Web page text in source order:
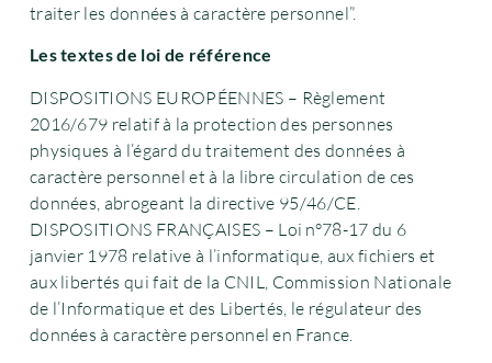
traiter les données à caractère personnel”.
Les textes de loi de référence
DISPOSITIONS EUROPÉENNES – Règlement
2016/679 relatif à la protection des personnes
physiques à l’égard du traitement des données à
caractère personnel et à la libre circulation de ces
données, abrogeant la directive 95/46/CE.
DISPOSITIONS FRANÇAISES – Loi n°78-17 du 6
janvier 1978 relative à l’informatique, aux fichiers et
aux libertés qui fait de la CNIL, Commission Nationale
de l’Informatique et des Libertés, le régulateur des
données à caractère personnel en France.